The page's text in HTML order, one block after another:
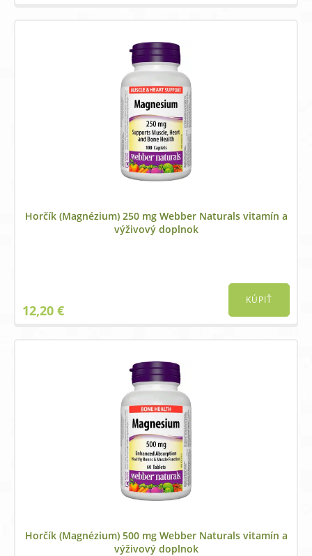
Horčík (Magnézium) 250 mg Webber Naturals vitamín a
výživový doplnok
12,20 €
KÚPIŤ
Horčík (Magnézium) 500 mg Webber Naturals vitamín a
výživový doplnok